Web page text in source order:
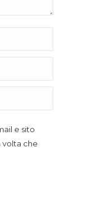
e sito
volta che